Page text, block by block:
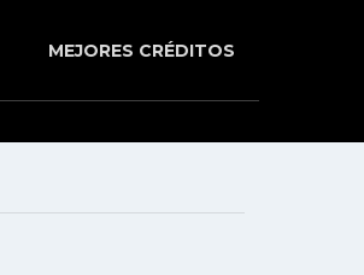
MEJORES CRÉDITOS